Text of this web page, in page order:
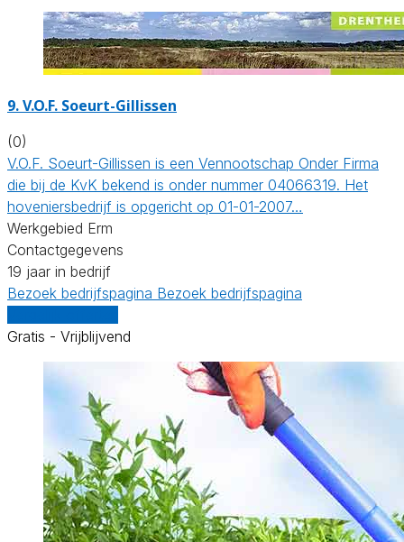
9.V.O.F. Soeurt-Gillissen
(0)
V.O.F. Soeurt-Gillissen is een Vennootschap Onder Firma
die bij de KvK bekend is onder nummer 04066319. Het
hoveniersbedrijf is opgericht op 01-01-2007…
Werkgebied Erm
Contactgegevens
19 jaar in bedrijf
Bezoek bedrijfspagina Bezoek bedrijfspagina
Gratis - Vrijblijvend